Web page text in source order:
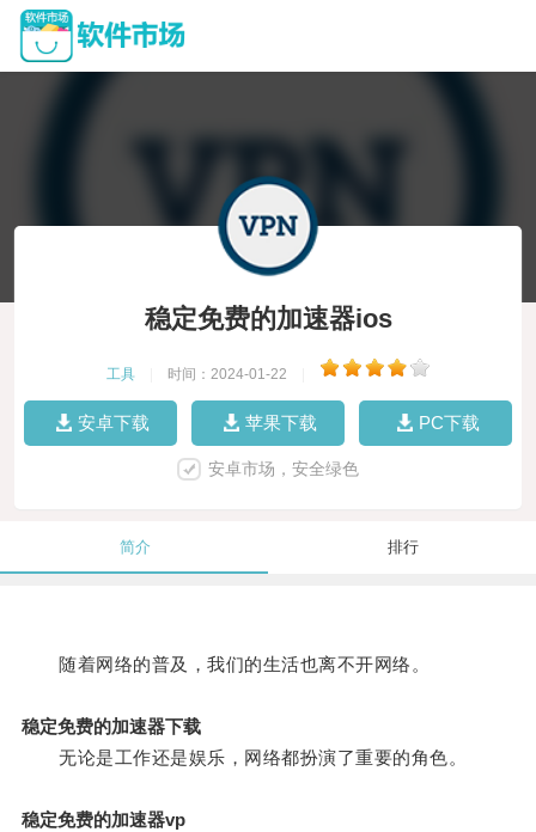
稳定免费的加速器ios
工具 时间：2024-01-22
安卓下载 苹果下载 PC下载
安卓市场，安全绿色
简介 排行
随着网络的普及，我们的生活也离不开网络。
稳定免费的加速器下载
无论是工作还是娱乐，网络都扮演了重要的角色。
稳定免费的加速器vp